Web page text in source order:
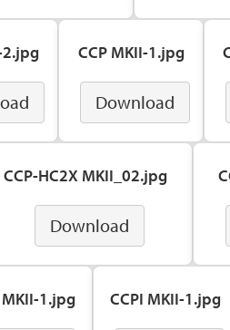
2.jpg CCP MKII-1.jpg
Download
CCP-HC2X MKII_02.jpg
Download
MKII-1.jpg CCPI MKII-1.jpg